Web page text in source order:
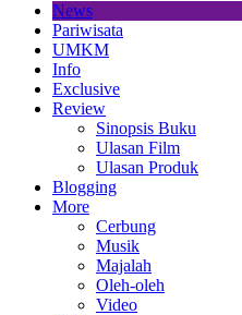
News
Pariwisata
UMKM
Info
Exclusive
Review
Sinopsis Buku
Ulasan Film
Ulasan Produk
Blogging
More
Cerbung
Musik
Majalah
Oleh-oleh
Video